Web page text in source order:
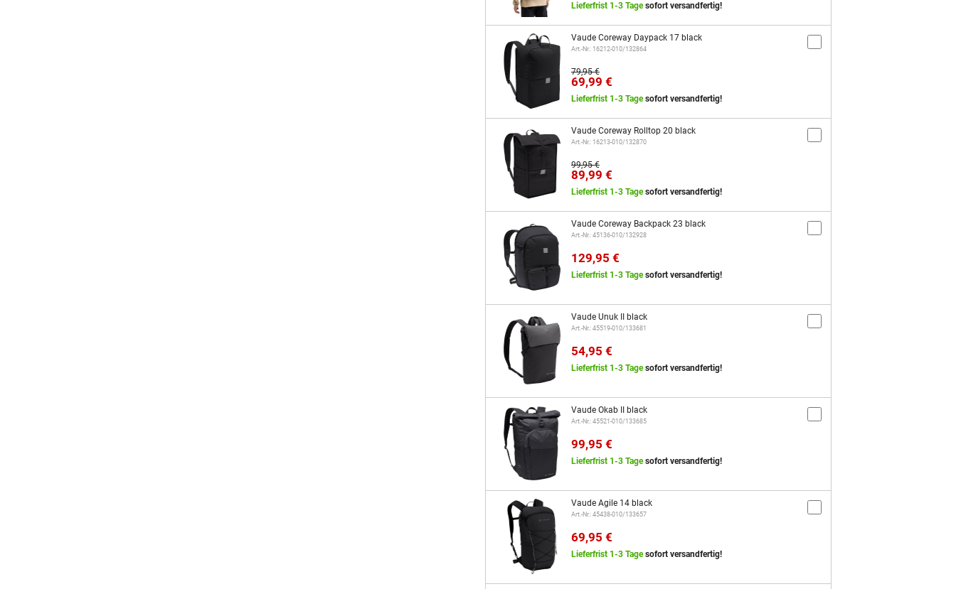
Lieferfrist 1-3 Tagesofort versandfertig!
Vaude Coreway Daypack 17 black
Art.-Nr.: 16212-010/132864
79,95 €
69,99 €
Lieferfrist 1-3 Tagesofort versandfertig!
Vaude Coreway Rolltop 20 black
Art.-Nr.: 16213-010/132870
99,95 €
89,99 €
Lieferfrist 1-3 Tagesofort versandfertig!
Vaude Coreway Backpack 23 black
Art.-Nr.: 45136-010/132928
129,95 €
Lieferfrist 1-3 Tagesofort versandfertig!
Vaude Unuk II black
Art.-Nr.: 45519-010/133681
54,95 €
Lieferfrist 1-3 Tagesofort versandfertig!
Vaude Okab II black
Art.-Nr.: 45521-010/133685
99,95 €
Lieferfrist 1-3 Tagesofort versandfertig!
Vaude Agile 14 black
Art.-Nr.: 45438-010/133657
69,95 €
Lieferfrist 1-3 Tagesofort versandfertig!